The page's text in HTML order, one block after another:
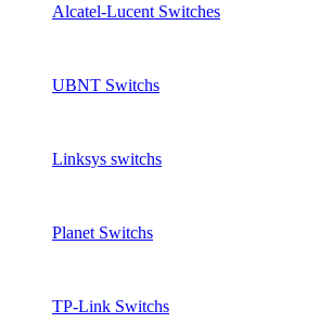
Alcatel-Lucent Switches
UBNT Switchs
Linksys switchs
Planet Switchs
TP-Link Switchs